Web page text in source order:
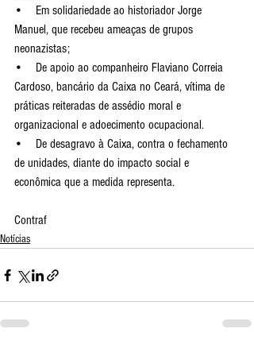
•    Em solidariedade ao historiador Jorge
Manuel, que recebeu ameaças de grupos
neonazistas;
•    De apoio ao companheiro Flaviano Correia
Cardoso, bancário da Caixa no Ceará, vítima de
práticas reiteradas de assédio moral e
organizacional e adoecimento ocupacional.
•    De desagravo à Caixa, contra o fechamento
de unidades, diante do impacto social e
econômica que a medida representa.
Contraf
Notícias